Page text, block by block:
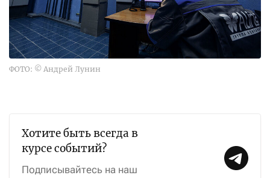
ФОТО: © Андрей Лунин
Хотите быть всегда в
курсе событий?
Подписывайтесь на наш